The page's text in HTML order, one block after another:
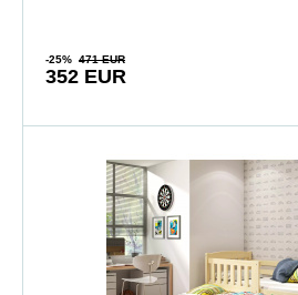
-25% 471 EUR
352 EUR